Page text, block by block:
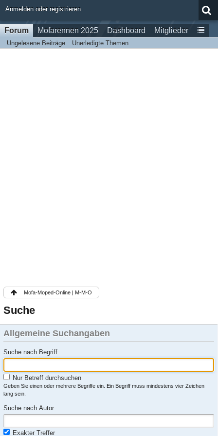
Anmelden oder registrieren
Forum Mofarennen 2025 Dashboard Mitglieder
Ungelesene Beiträge Unerledigte Themen
Mofa-Moped-Online | M-M-O
Suche
Allgemeine Suchangaben
Suche nach Begriff
Nur Betreff durchsuchen
Geben Sie einen oder mehrere Begriffe ein. Ein Begriff muss mindestens vier Zeichen
lang sein.
Suche nach Autor
Exakter Treffer